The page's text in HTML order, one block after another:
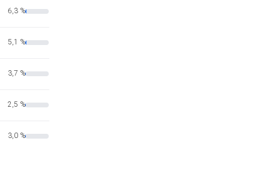
6,3 %
5,1 %
3,7 %
2,5 %
3,0 %